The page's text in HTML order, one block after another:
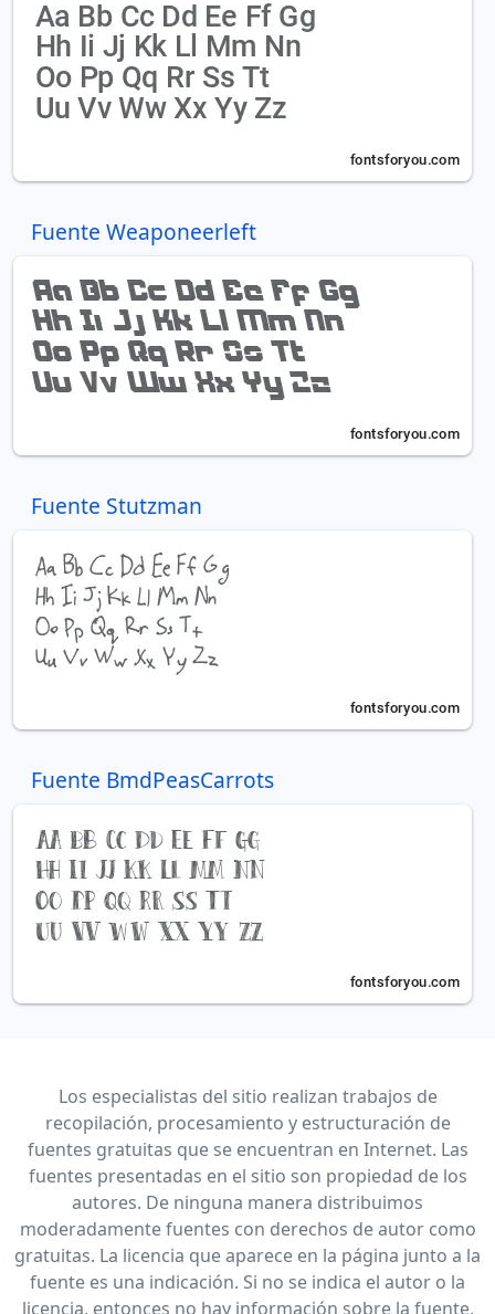
Fuente Weaponeerleft
Fuente Stutzman
Fuente BmdPeasCarrots
Los especialistas del sitio realizan trabajos de
recopilación, procesamiento y estructuración de
fuentes gratuitas que se encuentran en Internet. Las
fuentes presentadas en el sitio son propiedad de los
autores. De ninguna manera distribuimos
moderadamente fuentes con derechos de autor como
gratuitas. La licencia que aparece en la página junto a la
fuente es una indicación. Si no se indica el autor o la
licencia, entonces no hay información sobre la fuente,